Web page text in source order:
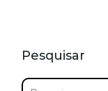
Pesquisar
Pesquisar